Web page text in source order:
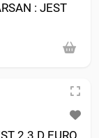
: JEST
2.3 D EURO